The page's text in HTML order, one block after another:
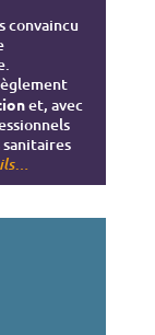
convaincu
et, avec
…